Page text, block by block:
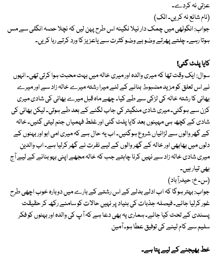
عزتی نہ کردے۔
(نام شائع نہ کریں۔ اٹک)
جواب: انگوٹھی میں چمک دار نیلا نگینہ اس طرح پہن لیں کہ نچلا حصہ انگلی سے مس
ہوتا رہے۔ چلتے پھرتے وضو بے وضو کثرت سے یاعزیز کا ورد کرتے رہا کریں۔
کایا پلٹ گئی!
سوال: ایک وقت تھا کہ میری والدہ اور میری خالہ میں بہت محبت ہوا کرتی تھی۔ انہوں
نے اس تعلق کو مزید مضبوط بنانے کے لئے میرا رشتہ میرے خالہ زاد سے اور میرے
بھائی کا رشتہ خالہ کی لڑکی سے طے کیا۔ چھے ماہ قبل میرے بھائی کی شادی میری
کزن سے ہوگئی۔ میری شادی منگیتر کی جاب لگنے کے بعد طے ہوتی۔ لیکن بھائی کی
شادی کے کچھ ہی مہینوں بعد کایا پلٹ گئی اور غلط فہمیاں جنم لیتی گئیں۔ خالہ
کے گھر والوں سے لڑائیاں شروع ہوگئیں۔ اب یہ حال ہے کہ میری امی ابو اور بہنوں کے
دلوں میں بھابھی اور خالہ کے گھر والوں کے لیے نفرت نے گھر کرلیا ہے۔ اب والدین
میری شادی خالہ زاد سے نہیں کرنا چاہتے جب کہ خالہ مجھے اپنی بہو بنانے کے لیے آج
بھی تیار ہیں۔
(س۔ خ: حیدرآباد)
جواب: بہتر ہوگا کہ اب ادلے بدلے کے اس رشتے کے بارے میں دوبارہ خوب اچھی طرح
غور کرلیا جائے۔ فیصلہ جذبات کی بنیاد پر نہیں حالات کو سامنے رکھ کر حقیقت
پسندی کے تحت کیا جائے۔ ہماری یہ بھی دعا ہے کہ آپ کی والدہ اور بہنوں کو فکر
سلیم سے کام لینے کی توفیق عطا ہو۔ آمین
خط بھیجنے کے لیے پتا ہے۔